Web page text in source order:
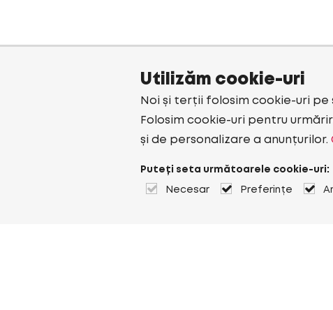
Utilizăm cookie-uri
Noi și terții folosim cookie-uri pe
Folosim cookie-uri pentru
și de personalizare a anunțurilor.
Puteți seta următoarele cookie-uri:
Necesar Preferințe